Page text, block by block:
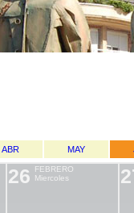
ABR MAY
26
FEBRERO
Miercoles